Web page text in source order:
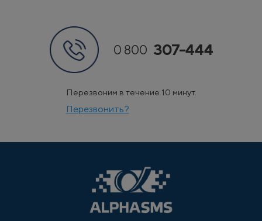
0 800 307-444
Перезвоним в течение 10 минут.
Перезвонить?